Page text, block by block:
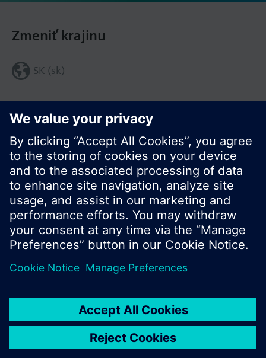
Zdieľať túto stránku:
Zmeniť krajinu
SK (sk)
© Siemens Switzerland Ltd. 2016
rôznych krajinách.